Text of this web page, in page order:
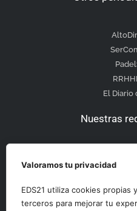
El Diario
Nuestras
Otras
Valoramos tu privacidad
EDS21 utiliza cookies propias
terceros para mejorar tu